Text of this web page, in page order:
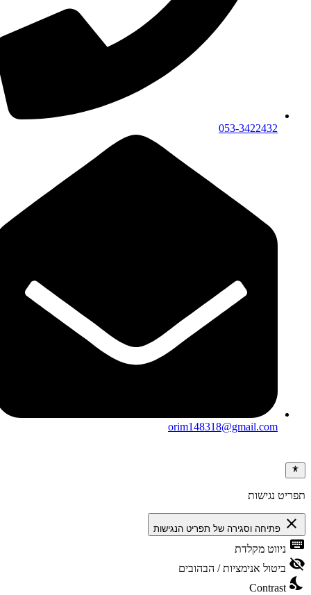
053-3422432
orim148318@gmail.com
תפריט נגישות
close פתיחה וסגירה של תפריט הנגישות
keyboard ניווט מקלדת
visibility_off ביטול אנימציות / הבהובים
nights_stay
Contrast